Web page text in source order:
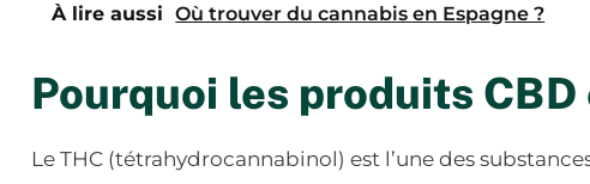
À lire aussi Où trouver du cannabis en Espagne ?
Pourquoi les produits
Le THC (tétrahydrocannabinol) est l’une des